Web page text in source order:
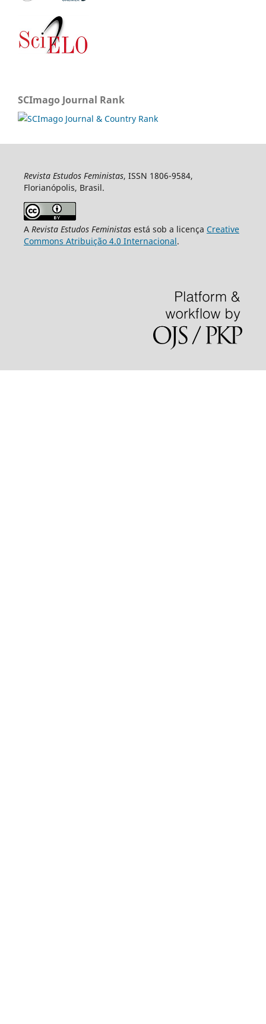
SCImago Journal Rank
Revista Estudos Feministas, ISSN 1806-9584,
Florianópolis, Brasil.
A Revista Estudos Feministasestá sob a licença Creative
Commons Atribuição 4.0 Internacional.